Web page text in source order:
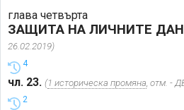
глава четвърта
ЗАЩИТА НА ЛИЧНИТЕ
26.02.2019)
4
чл. 23. (1 историческа промяна, отм. -
2